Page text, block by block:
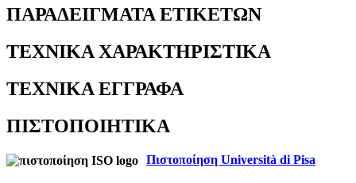
ΠΑΡΑΔΕΊΓΜΑΤΑ ΕΤΙΚΕΤΏΝ
ΤΕΧΝΙΚΆ ΧΑΡΑΚΤΗΡΙΣΤΙΚΆ
ΤΕΧΝΙΚΆ ΈΓΓΡΑΦΑ
ΠΙΣΤΟΠΟΙΗΤΙΚΆ
Πιστοποίηση Università di Pisa